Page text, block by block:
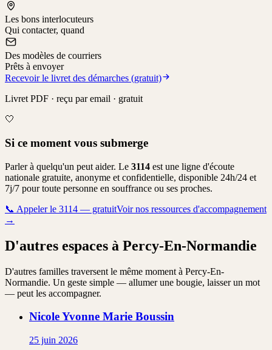
Les bons interlocuteurs
Qui contacter, quand
Des modèles de courriers
Prêts à envoyer
Recevoir le livret des démarches (gratuit)
Livret PDF · reçu par email · gratuit
🤍
Si ce moment vous submerge
Parler à quelqu'un peut aider. Le 3114 est une ligne d'écoute
nationale gratuite, anonyme et confidentielle, disponible 24h/24 et
7j/7 pour toute personne en souffrance ou ses proches.
📞 Appeler le 3114 — gratuitVoir nos ressources d'accompagnement
→
D'autres espaces à Percy-En-Normandie
D'autres familles traversent le même moment à Percy-En-
Normandie. Un geste simple — allumer une bougie, laisser un mot
— peut les accompagner.
Nicole Yvonne Marie Boussin
25 juin 2026